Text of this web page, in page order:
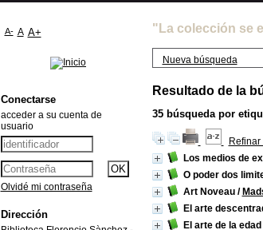
"La colección se
Nueva búsqueda
Resultado de la
35búsqueda por
Los medios de
O poder dos
Art Noveau/
El arte
El arte de la
A- A A+
Conectarse
acceder a su cuenta de
usuario
Olvidé mi contraseña
Dirección